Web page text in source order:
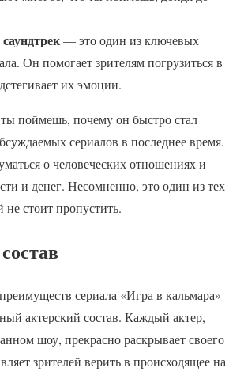
— это один из ключевых
Он помогает зрителям погрузиться в
их эмоции.
поймешь, почему он быстро стал
сериалов в последнее время.
о человеческих отношениях и
и денег. Несомненно, это один из тех
не стоит пропустить.
сериала «Игра в кальмара»
актерский состав. Каждый актер,
шоу, прекрасно раскрывает своего
зрителей верить в происходящее на